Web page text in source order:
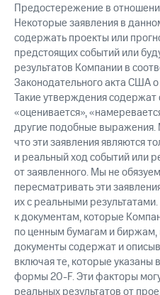
Предостережение в
Некоторые заявления в
содержать проекты или
предстоящих событий или
результатов Компании в
Законодательного акта США
Такие утверждения содержат
«оценивается»,
другие подобные
что эти заявления являются
и реальный ход событий или
от заявленного. Мы не
пересматривать эти
их с реальными
к документам, которые
по ценным бумагам и
документы содержат и
включая те, которые
формы 20-F. Эти факторы